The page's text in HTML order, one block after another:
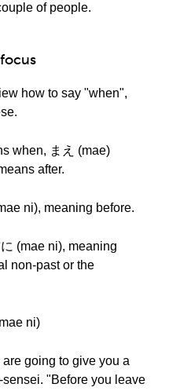
of people.
how to say "when",
when, まえ (mae)
after.
ni), meaning before.
(mae ni), meaning
non-past or the
ni)
going to give you a
"Before you leave